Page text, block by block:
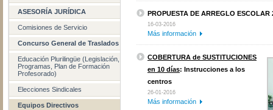
ASESORÍA JURÍDICA
Comisiones de Servicio
Concurso General de Traslados
Educación Plurilingüe (Legislación,
Programas, Plan de Formación
Profesorado)
Elecciones Sindicales
Equipos Directivos
PROPUESTA DE ARREGLO ESCOLAR
16-03-2016
Más información
COBERTURA de SUSTITUCIONES
en 10 días: Instrucciones a los
centros
26-01-2016
Más información